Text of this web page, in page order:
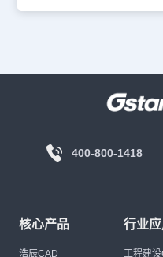
400-800-1418
核心产品
浩辰CAD
行业应
工程建